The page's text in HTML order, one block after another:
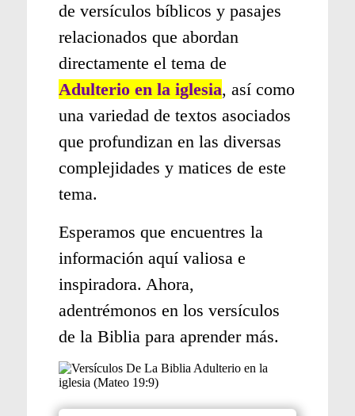
de versículos bíblicos y pasajes
relacionados que abordan
directamente el tema de
Adulterio en la iglesia, así como
una variedad de textos asociados
que profundizan en las diversas
complejidades y matices de este
tema.
Esperamos que encuentres la
información aquí valiosa e
inspiradora. Ahora,
adentrémonos en los versículos
de la Biblia para aprender más.